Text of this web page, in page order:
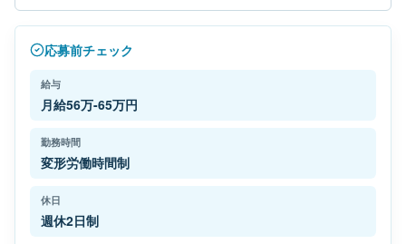
応募前チェック
給与
月給56万-65万円
勤務時間
変形労働時間制
休日
週休2日制